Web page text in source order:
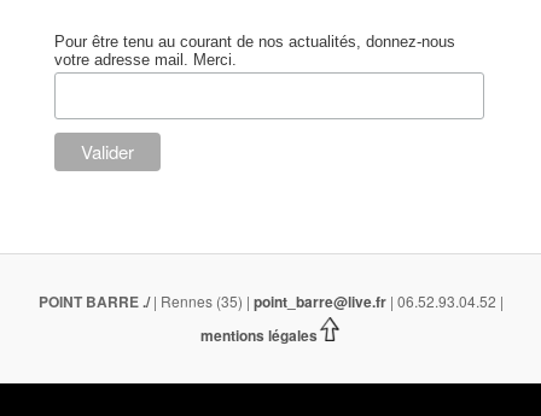
Pour être tenu au courant de nos actualités, donnez-nous
votre adresse mail. Merci.
POINT BARRE./| Rennes (35) | point_barre@live.fr| 06.52.93.04.52 |
mentions légales